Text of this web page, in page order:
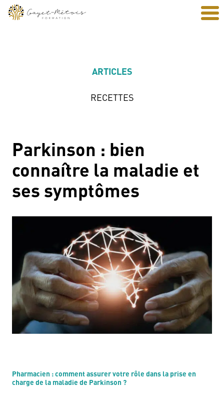
ARTICLES
RECETTES
Parkinson : bien
connaître la maladie et
ses symptômes
Pharmacien : comment assurer votre rôle dans la prise en
charge de la maladie de Parkinson ?